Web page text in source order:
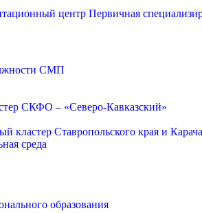
центр Первичная
СМП
СКФО – «Северо-Кавказский»
кластер Ставропольского края и
среда
образования